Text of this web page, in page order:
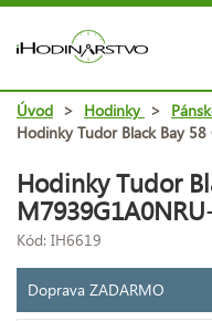
Úvod > Hodinky >
Hodinky Tudor Black Bay
Hodinky Tudor
Kód: IH6619
Doprava ZADARMO